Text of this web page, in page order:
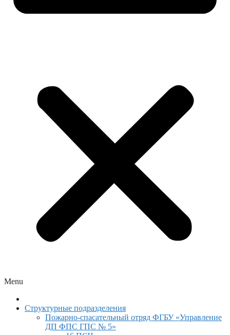
Menu
Структурные подразделения
Пожарно-спасательный отряд ФГБУ «Управление
ДП ФПС ГПС № 5»